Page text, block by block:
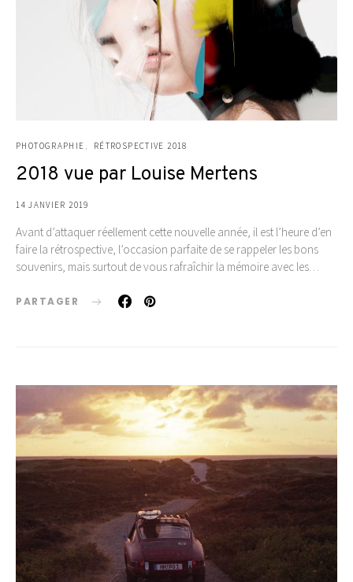
PHOTOGRAPHIE RÉTROSPECTIVE 2018
2018 vue par Louise Mertens
14 JANVIER 2019
Avant d’attaquer réellement cette nouvelle année, il est l’heure d’en
faire la rétrospective, l’occasion parfaite de se rappeler les bons
souvenirs, mais surtout de vous rafraîchir la mémoire avec les…
PARTAGER